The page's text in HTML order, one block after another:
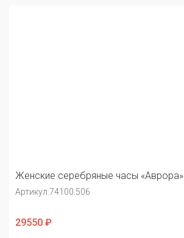
Женские серебряные часы «Аврора»
Артикул:74100.506
29550 ₽